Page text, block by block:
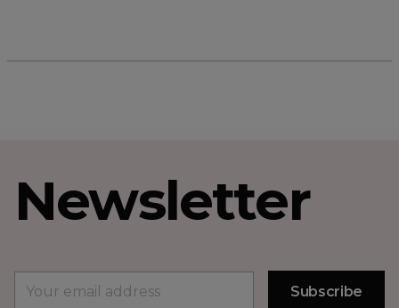
Newsletter